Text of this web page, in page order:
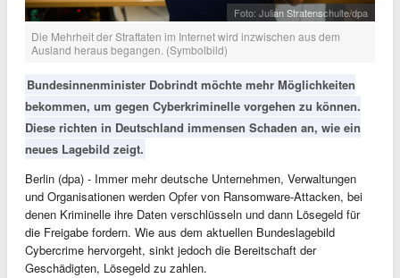
Foto: Julian Stratenschulte/dpa
Die Mehrheit der Straftaten im Internet wird inzwischen aus dem
Ausland heraus begangen. (Symbolbild)
Bundesinnenminister Dobrindt möchte mehr Möglichkeiten
bekommen, um gegen Cyberkriminelle vorgehen zu können.
Diese richten in Deutschland immensen Schaden an, wie ein
neues Lagebild zeigt.
Berlin (dpa) - Immer mehr deutsche Unternehmen, Verwaltungen
und Organisationen werden Opfer von Ransomware-Attacken, bei
denen Kriminelle ihre Daten verschlüsseln und dann Lösegeld für
die Freigabe fordern. Wie aus dem aktuellen Bundeslagebild
Cybercrime hervorgeht, sinkt jedoch die Bereitschaft der
Geschädigten, Lösegeld zu zahlen.